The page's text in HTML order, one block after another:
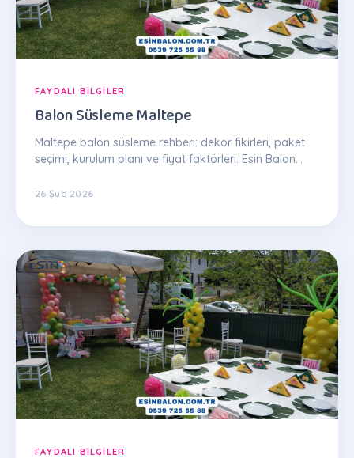
FAYDALI BILGILER
Balon Süsleme Maltepe
Maltepe balon süsleme rehberi: dekor fikirleri, paket
seçimi, kurulum planı ve fiyat faktörleri. Esin Balon
26 Şub 2026
FAYDALI BILGILER